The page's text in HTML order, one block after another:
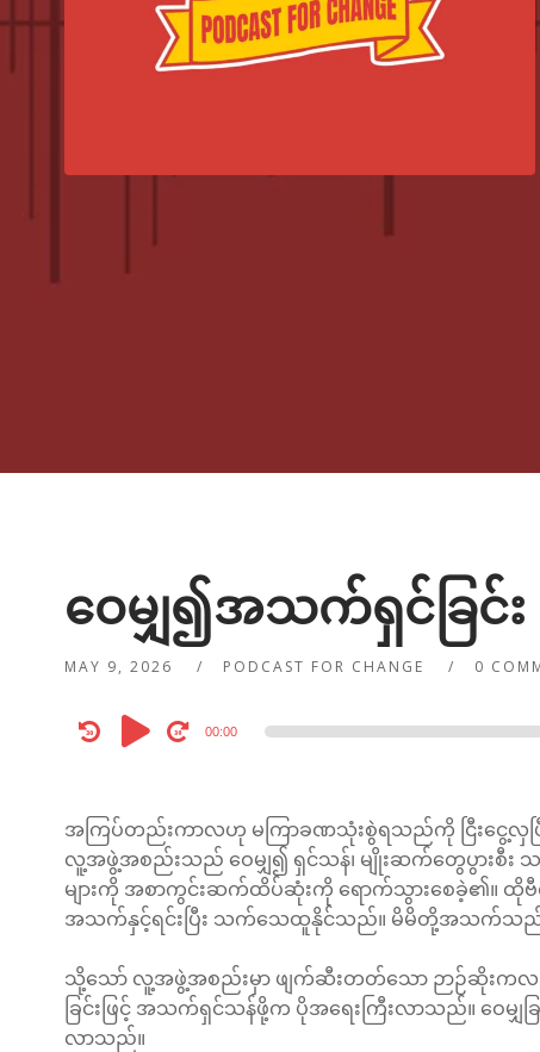
ဝေမျှ၍အသက်ရှင်ခြင်း
MAY 9, 2026 PODCAST FOR CHANGE 0
Audio
Player
00:00
အကြပ်တည်းကာလဟု မကြာခဏသုံးစွဲရသည်ကို ငြီးငွေ့လှပ
လူ့အဖွဲ့အစည်းသည် ဝေမျှ၍ ရှင်သန်၊ မျိုးဆက်တွေပွားစီး
များကို အစာကွင်းဆက်ထိပ်ဆုံးကို ရောက်သွားစေခဲ့၏။
အသက်နှင့်ရင်းပြီး သက်သေထူနိုင်သည်။ မိမိတို့အသက်သည်
သို့သော် လူ့အဖွဲ့အစည်းမှာ ဖျက်ဆီးတတ်သော ဉာဉ်ဆိုးကလည်
ခြင်းဖြင့် အသက်ရှင်သန်ဖို့က ပိုအရေးကြီးလာသည်။ ဝေမ
လာသည်။